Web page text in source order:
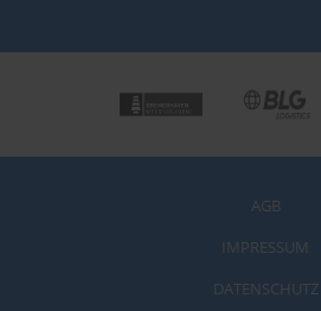
AGB
IMPRESSUM
DATENSCHUTZ